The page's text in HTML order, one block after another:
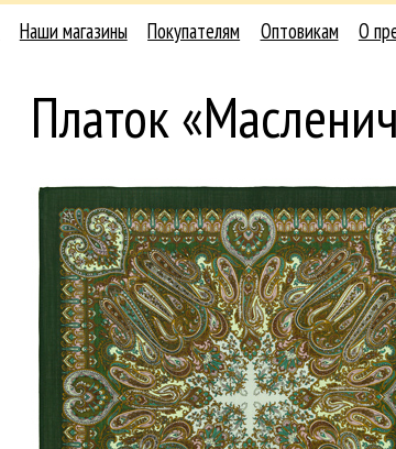
Наши магазины Покупателям Оптовикам О
Платок